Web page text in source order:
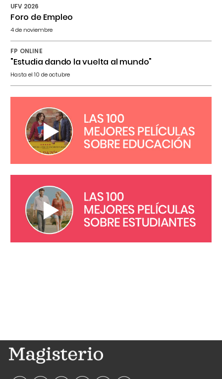
UFV 2026
Foro de Empleo
4 de noviembre
FP ONLINE
"Estudia dando la vuelta al mundo"
Hasta el 10 de octubre